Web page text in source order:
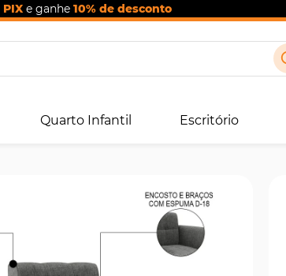
PIXe ganhe 10% de desconto
Quarto Infantil Escritório